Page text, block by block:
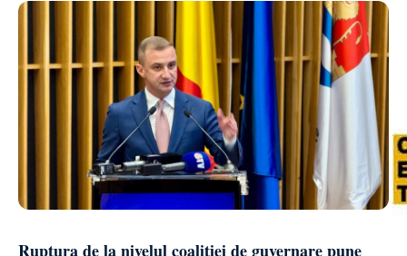
Ruptura de la nivelul coaliției de guvernare pune